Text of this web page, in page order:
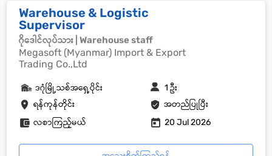
Warehouse & Logistic
Supervisor
ဂိုဒေါင်လုပ်သား | Warehouse staff
Megasoft (Myanmar) Import & Export
Trading Co.,Ltd
ရန်ကုန်တိုင်း အတည်ပြုပြီး
ဒဂုံမြို့သစ်အရှေ့ပိုင်း 1 ဦး
လစာကြည့်မယ် 20 Jul 2026